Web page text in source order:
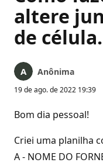
altere
de célula.
Anônima
19 de ago. de 2022 19:39
Bom dia pessoal!
Criei uma planilha
A - NOME DO